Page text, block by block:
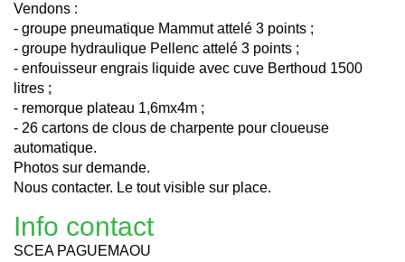
Vendons :
- groupe pneumatique Mammut attelé 3 points ;
- groupe hydraulique Pellenc attelé 3 points ;
- enfouisseur engrais liquide avec cuve Berthoud 1500
litres ;
- remorque plateau 1,6mx4m ;
- 26 cartons de clous de charpente pour cloueuse
automatique.
Photos sur demande.
Nous contacter. Le tout visible sur place.
Info contact
SCEA PAGUEMAOU